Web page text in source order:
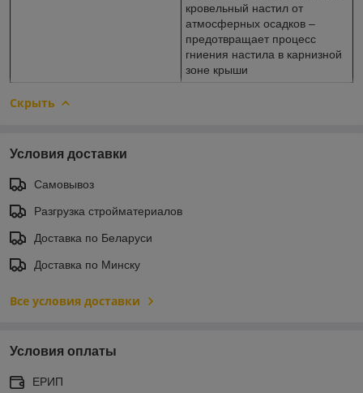
кровельный настил от
атмосферных осадков –
предотвращает процесс
гниения настила в карнизной
зоне крыши
Скрыть
Условия доставки
Самовывоз
Разгрузка стройматериалов
Доставка по Беларуси
Доставка по Минску
Все условия доставки
Условия оплаты
ЕРИП